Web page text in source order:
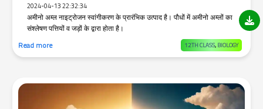
2024-04-13 22:32:34
अमीनो अम्ल नाइट्रोजन स्वांगीकरण के प्रारंभिक उत्पाद है। पौधों में अमीनो अम्लों का
संश्लेषण पत्तियों व जड़ों के द्वारा होता है।
Read more
12TH CLASS, BIOLOGY